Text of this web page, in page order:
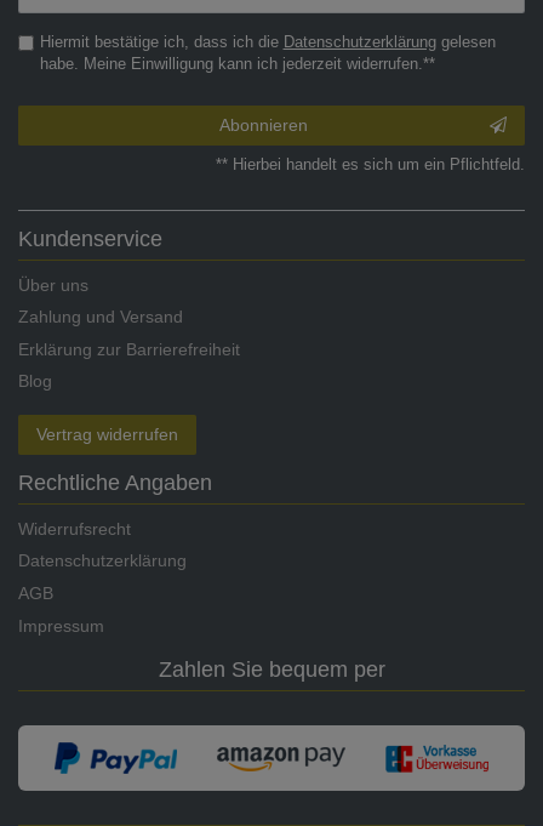
Hiermit bestätige ich, dass ich die Daten­schutz­erklärunggelesen
habe. Meine Einwilligung kann ich jederzeit widerrufen.**
Abonnieren
** Hierbei handelt es sich um ein Pflichtfeld.
Kundenservice
Über uns
Zahlung und Versand
Erklärung zur Barrierefreiheit
Blog
Vertrag widerrufen
Rechtliche Angaben
Widerrufsrecht
Datenschutzerklärung
AGB
Impressum
Zahlen Sie bequem per